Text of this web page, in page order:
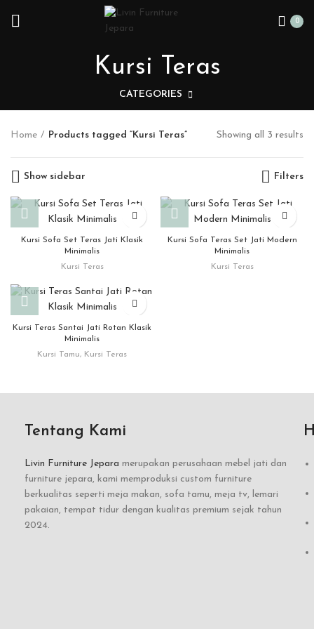
0
Kursi Teras
CATEGORIES
Home Products tagged “Kursi Teras” Showing all 3 results
Show sidebar Filters
Kursi Sofa Set Teras Jati Klasik
Minimalis
Kursi Teras
Kursi Sofa Teras Set Jati Modern
Minimalis
Kursi Teras
Kursi Teras Santai Jati Rotan Klasik
Minimalis
Kursi Tamu, Kursi Teras
Tentang Kami
Livin Furniture Jepara merupakan perusahaan mebel jati dan
furniture jepara, kami memproduksi custom furniture
berkualitas seperti meja makan, sofa tamu, meja tv, lemari
pakaian, tempat tidur dengan kualitas premium sejak tahun
2024.